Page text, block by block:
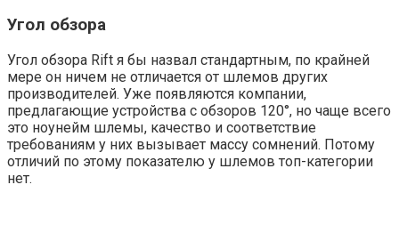
Угол обзора
Угол обзора Rift я бы назвал стандартным, по крайней
мере он ничем не отличается от шлемов других
производителей. Уже появляются компании,
предлагающие устройства с обзоров 120°, но чаще всего
это ноунейм шлемы, качество и соответствие
требованиям у них вызывает массу сомнений. Потому
отличий по этому показателю у шлемов топ-категории
нет.